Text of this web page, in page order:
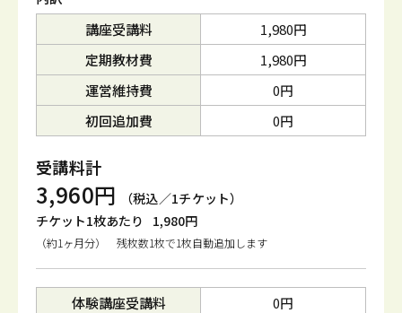
講座受講料
1,980円
定期教材費
1,980円
運営維持費
0円
初回追加費
0円
受講料計
3,960円
（税込／1チケット）
チケット1枚あたり
1,980円
（約1ヶ月分） 残枚数1枚で1枚自動追加します
体験講座受講料
0円